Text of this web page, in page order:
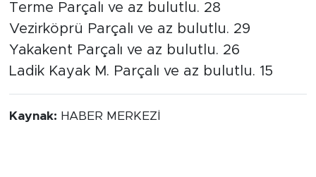
Terme Parçalı ve az bulutlu. 28
Vezirköprü Parçalı ve az bulutlu. 29
Yakakent Parçalı ve az bulutlu. 26
Ladik Kayak M. Parçalı ve az bulutlu. 15
Kaynak: HABER MERKEZİ